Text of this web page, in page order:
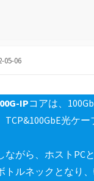
05-06
IPコアは、
TCP&100GbE光ケ
ながら、ホストPC
トルネックとなり